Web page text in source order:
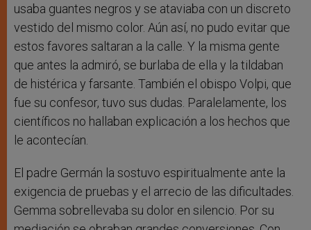
usaba guantes negros y se ataviaba con un discreto
vestido del mismo color. Aún así, no pudo evitar que
estos favores saltaran a la calle. Y la misma gente
que antes la admiró, se burlaba de ella y la tildaban
de histérica y farsante. También el obispo Volpi, que
fue su confesor, tuvo sus dudas. Paralelamente, los
científicos no hallaban explicación a los hechos que
le acontecían.
El padre Germán la sostuvo espiritualmente ante la
exigencia de pruebas y el arrecio de las dificultades.
Gemma sobrellevaba su dolor en silencio. Por su